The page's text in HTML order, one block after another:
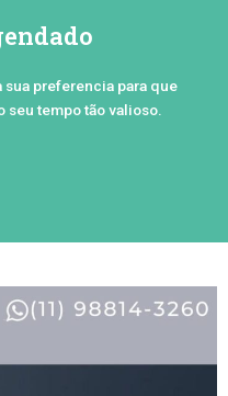
sua preferencia para que
seu tempo tão valioso.